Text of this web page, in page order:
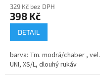
329 Kč bez DPH
398 Kč
DETAIL
barva: Tm. modrá/chaber , vel.
UNI, XS/L, dlouhý rukáv